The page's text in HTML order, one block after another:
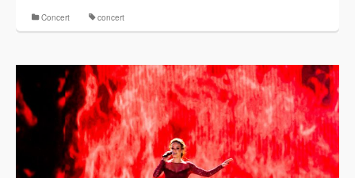
Concert concert